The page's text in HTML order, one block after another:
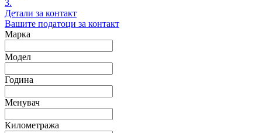
3.
Детали за контакт
Вашите податоци за контакт
Марка
Модел
Година
Менувач
Километража